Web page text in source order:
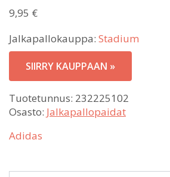
9,95 €
Jalkapallokauppa: Stadium
SIIRRY KAUPPAAN »
Tuotetunnus: 232225102
Osasto: Jalkapallopaidat
Adidas